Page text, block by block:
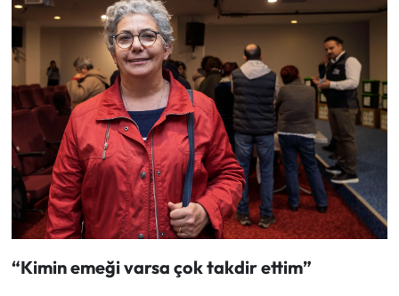
“Kimin emeği varsa çok takdir ettim”